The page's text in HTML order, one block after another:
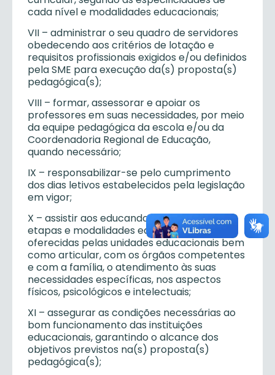
cada nível e modalidades educacionais;
VII – administrar o seu quadro de servidores
obedecendo aos critérios de lotação e
requisitos profissionais exigidos e/ou definidos
pela SME para execução da(s) proposta(s)
pedagógica(s);
VIII – formar, assessorar e apoiar os
professores em suas necessidades, por meio
da equipe pedagógica da escola e/ou da
Coordenadoria Regional de Educação,
quando necessário;
IX – responsabilizar-se pelo cumprimento
dos dias letivos estabelecidos pela legislação
em vigor;
X – assistir aos educandos, nas diversas
etapas e modalidades educacionais
oferecidas pelas unidades educacionais bem
como articular, com os órgãos competentes
e com a família, o atendimento às suas
necessidades específicas, nos aspectos
físicos, psicológicos e intelectuais;
XI – assegurar as condições necessárias ao
bom funcionamento das instituições
educacionais, garantindo o alcance dos
objetivos previstos na(s) proposta(s)
pedagógica(s);